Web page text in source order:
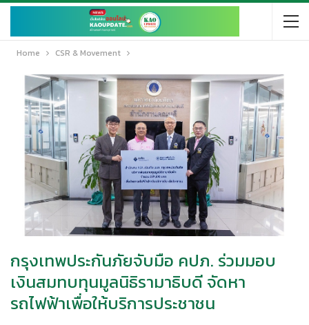
Home CSR & Movement
กรุงเทพประกันภัยจับมือ คปภ. ร่วมมอบ
เงินสมทบทุนมูลนิธิรามาธิบดี จัดหา
รถไฟฟ้าเพื่อให้บริการประชาชน